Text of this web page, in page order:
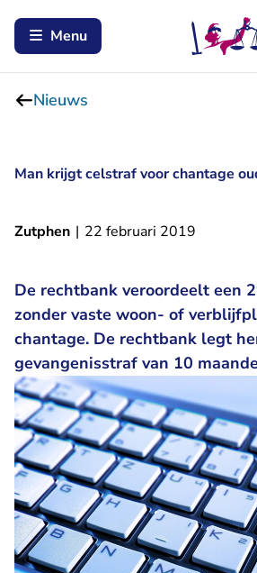
Menu
Nieuws
Man krijgt celstraf voor chantage
Zutphen | 22 februari 2019
De rechtbank veroordeelt een
zonder vaste woon- of
chantage. De rechtbank legt
gevangenisstraf van 10